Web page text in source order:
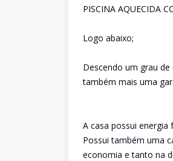
PISCINA AQUECIDA
Logo abaixo;
Descendo um grau
também mais uma
A casa possui
Possui também uma
economia e tanto na